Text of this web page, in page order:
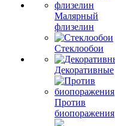
Малярный
флизелин
Стеклообои
Декоративные
Против
биопоражения